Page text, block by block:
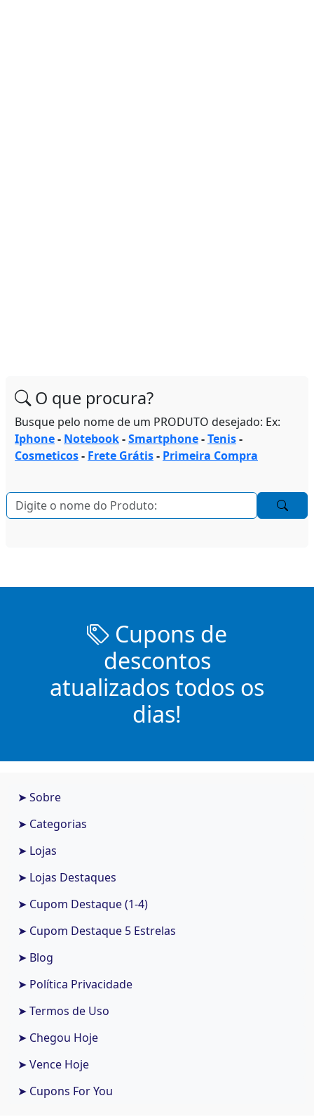
O que procura?
Busque pelo nome de um PRODUTO desejado: Ex:
Iphone- Notebook-Smartphone-Tenis-
Cosmeticos- Frete Grátis- Primeira Compra
Cupons de
descontos
atualizados todos os
dias!
➤ Sobre
➤ Categorias
➤ Lojas
➤ Lojas Destaques
➤ Cupom Destaque (1-4)
➤ Cupom Destaque 5 Estrelas
➤ Blog
➤ Política Privacidade
➤ Termos de Uso
➤ Chegou Hoje
➤ Vence Hoje
➤ Cupons For You